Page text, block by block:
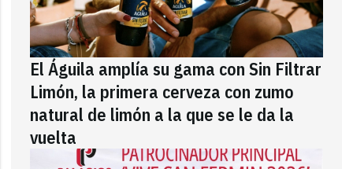
El Águila amplía su gama con Sin Filtrar
Limón, la primera cerveza con zumo
natural de limón a la que se le da la
vuelta